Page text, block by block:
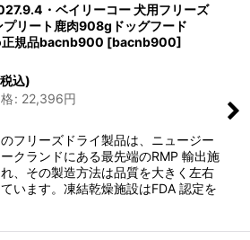
・ベイリーコー 犬用フリーズ
プリート鹿肉908gドッグフード
規品bacnb900 [bacnb900]
込)
: 22,396円
フリーズドライ製品は、ニュージー
クランドにある最先端のRMP 輸出施
、その製造方法は品質を大きく左右
います。凍結乾燥施設はFDA 認定を